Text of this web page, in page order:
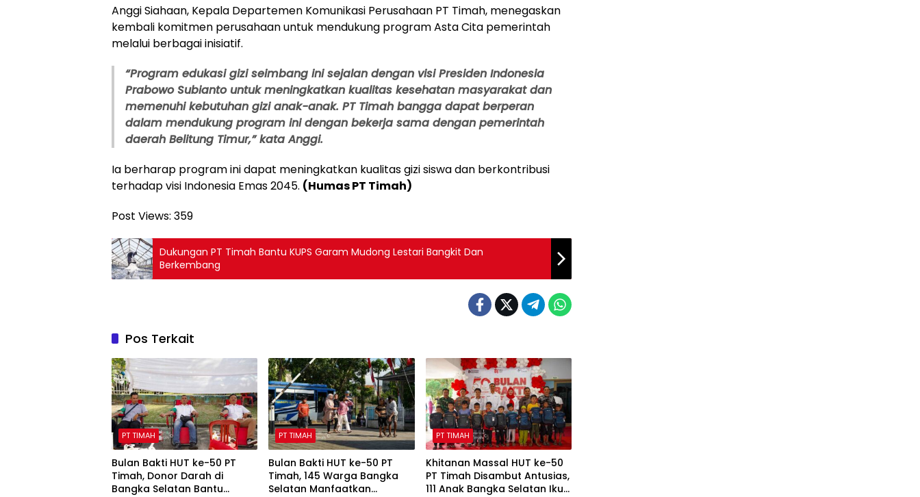
Anggi Siahaan, Kepala Departemen Komunikasi Perusahaan PT Timah, menegaskan
kembali komitmen perusahaan untuk mendukung program Asta Cita pemerintah
melalui berbagai inisiatif.
“Program edukasi gizi seimbang ini sejalan dengan visi Presiden Indonesia
Prabowo Subianto untuk meningkatkan kualitas kesehatan masyarakat dan
memenuhi kebutuhan gizi anak-anak. PT Timah bangga dapat berperan
dalam mendukung program ini dengan bekerja sama dengan pemerintah
daerah Belitung Timur,” kata Anggi.
Ia berharap program ini dapat meningkatkan kualitas gizi siswa dan berkontribusi
terhadap visi Indonesia Emas 2045. (Humas PT Timah)
Post Views: 359
Dukungan PT Timah Bantu KUPS Garam Mudong Lestari Bangkit Dan
Berkembang
Pos Terkait
PT TIMAH
Bulan Bakti HUT ke-50 PT
Timah, Donor Darah di
Bangka Selatan Bantu
PT TIMAH
Bulan Bakti HUT ke-50 PT
Timah, 145 Warga Bangka
Selatan Manfaatkan
PT TIMAH
Khitanan Massal HUT ke-50
PT Timah Disambut Antusias,
111 Anak Bangka Selatan Ikut